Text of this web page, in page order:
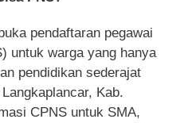
pendaftaran pegawai
untuk warga yang hanya
pendidikan sederajat
Kab.
CPNS untuk SMA,